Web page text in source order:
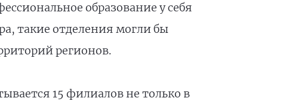
образование у себя
такие отделения могли бы
регионов.
15 филиалов не только в